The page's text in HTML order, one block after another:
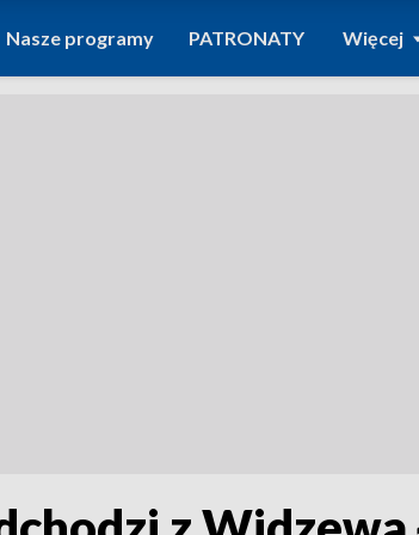
Nasze programy PATRONATY Więcej